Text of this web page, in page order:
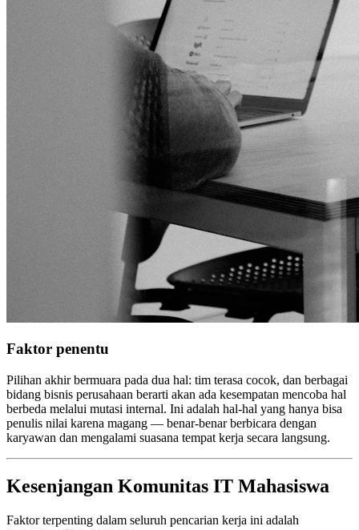
Faktor penentu
Pilihan akhir bermuara pada dua hal: tim terasa cocok, dan berbagai
bidang bisnis perusahaan berarti akan ada kesempatan mencoba hal
berbeda melalui mutasi internal. Ini adalah hal-hal yang hanya bisa
penulis nilai karena magang — benar-benar berbicara dengan
karyawan dan mengalami suasana tempat kerja secara langsung.
Kesenjangan Komunitas IT Mahasiswa
Faktor terpenting dalam seluruh pencarian kerja ini adalah